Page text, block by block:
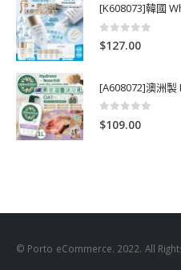
0
$127.00
[A608072]澳洲
0
$109.00
© Porto eCommerce. 2022. All